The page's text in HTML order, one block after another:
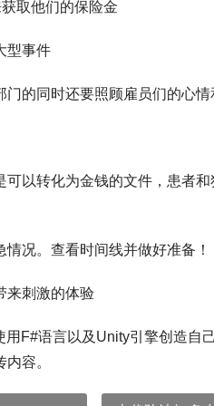
取他们的保险金
型事件
的同时还要照顾雇员们的心情
以转化为金钱的文件，患者
况。查看时间线并做好准备！
来刺激的体验
F#语言以及Unity引擎创造自
容。